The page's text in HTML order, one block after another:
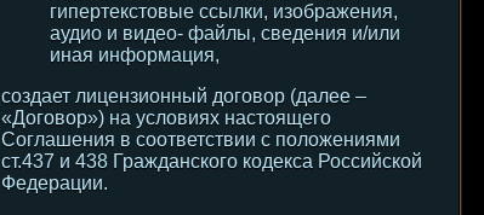
гипертекстовые ссылки, изображения,
аудио и видео- файлы, сведения и/или
иная информация,
создает лицензионный договор (далее –
«Договор») на условиях настоящего
Соглашения в соответствии с положениями
ст.437 и 438 Гражданского кодекса Российской
Федерации.